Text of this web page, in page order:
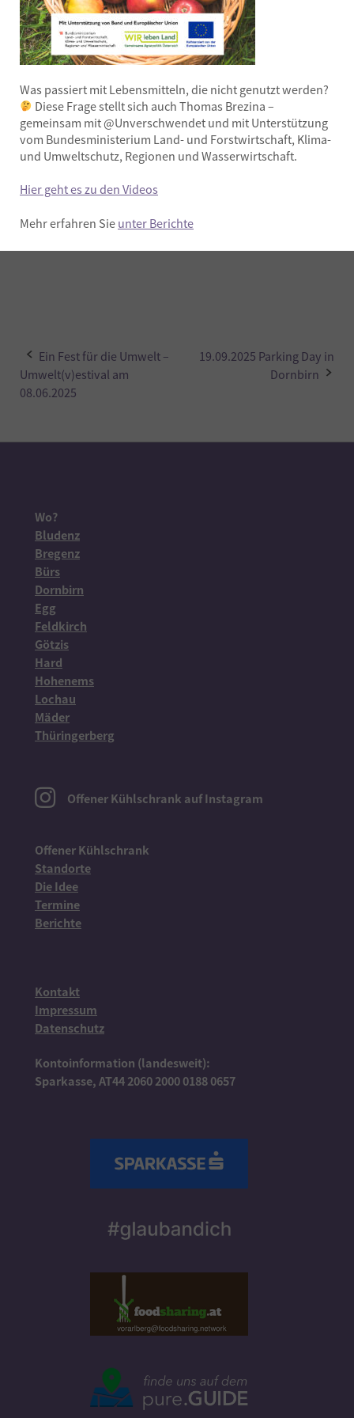
Post
navigation
Ein Fest für die Umwelt –
Umwelt(v)estival am
08.06.2025
19.09.2025 Parking Day in
Dornbirn
Wo?
Bludenz
Bregenz
Bürs
Dornbirn
Egg
Feldkirch
Götzis
Hard
Hohenems
Lochau
Mäder
Thüringerberg
Offener Kühlschrank auf Instagram
Offener Kühlschrank
Standorte
Die Idee
Termine
Berichte
Kontakt
Impressum
Datenschutz
Kontoinformation (landesweit):
Sparkasse, AT44 2060 2000 0188 0657
Was passiert mit Lebensmitteln, die nicht genutzt werden?
Diese Frage stellt sich auch Thomas Brezina –
gemeinsam mit @Unverschwendet und mit Unterstützung
vom Bundesministerium Land- und Forstwirtschaft, Klima-
und Umweltschutz, Regionen und Wasserwirtschaft.
Hier geht es zu den Videos
Mehr erfahren Sieunter Berichte